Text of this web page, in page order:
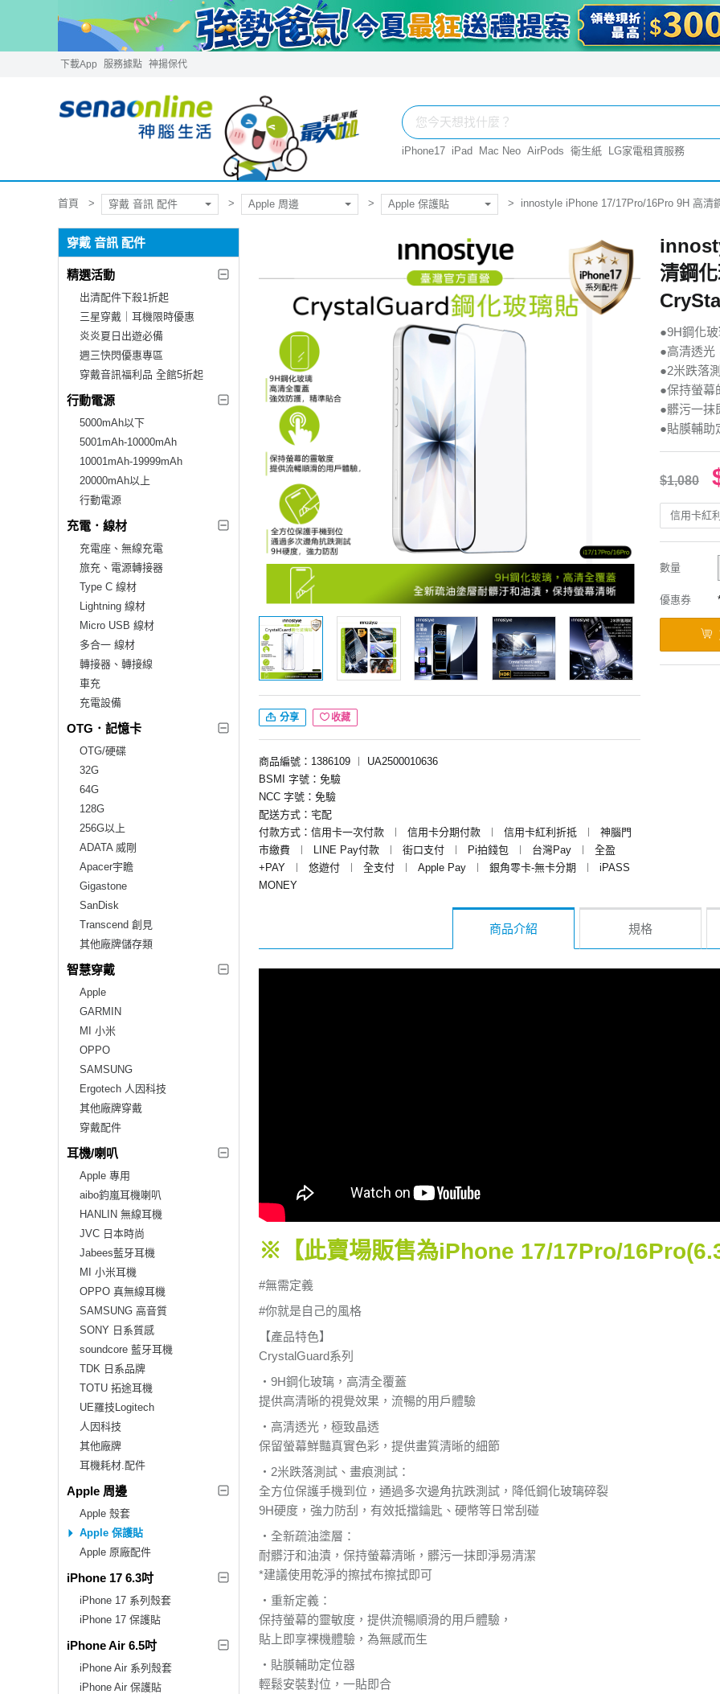
下載App 服務據點 神揚保代
iPhone17 iPad Mac Neo AirPods 衛生紙 LG家電租賃服務
首頁 穿戴 音訊 配件 Apple 周邊 Apple 保護貼 innostyle iPhone 17/17Pro/16Pro 9H 高清
穿戴 音訊 配件
精選活動
出清配件下殺1折起
三星穿戴｜耳機限時優惠
炎炎夏日出遊必備
週三快閃優惠專區
穿戴音訊福利品 全館5折起
行動電源
5000mAh以下
5001mAh-10000mAh
10001mAh-19999mAh
20000mAh以上
行動電源
充電．線材
充電座、無線充電
旅充、電源轉接器
Type C 線材
Lightning 線材
Micro USB 線材
多合一 線材
轉接器、轉接線
車充
充電設備
OTG．記憶卡
OTG/硬碟
32G
64G
128G
256G以上
ADATA 威剛
Apacer宇瞻
Gigastone
SanDisk
Transcend 創見
其他廠牌儲存類
智慧穿戴
Apple
GARMIN
MI 小米
OPPO
SAMSUNG
Ergotech 人因科技
其他廠牌穿戴
穿戴配件
耳機/喇叭
Apple 專用
aibo鈞嵐耳機喇叭
HANLIN 無線耳機
JVC 日本時尚
Jabees藍牙耳機
MI 小米耳機
OPPO 真無線耳機
SAMSUNG 高音質
SONY 日系質感
soundcore 藍牙耳機
TDK 日系品牌
TOTU 拓途耳機
UE羅技Logitech
人因科技
其他廠牌
耳機耗材.配件
Apple 周邊
Apple 殼套
Apple 保護貼
Apple 原廠配件
iPhone 17 6.3吋
iPhone 17 系列殼套
iPhone 17 保護貼
iPhone Air 6.5吋
iPhone Air 系列殼套
iPhone Air 保護貼
分享 收藏
商品編號：1386109 ︱
UA2500010636
BSMI 字號：免驗
NCC 字號：免驗
配送方式：宅配
付款方式：信用卡一次付款
︱ 信用卡分期付款 ︱ 信用卡紅利折抵 ︱
神腦門
市繳費
︱ LINE Pay付款 ︱ 街口支付 ︱ Pi拍錢包 ︱ 台灣Pay ︱
全盈
+PAY
︱ 悠遊付 ︱ 全支付 ︱ Apple Pay ︱ 銀角零卡-無卡分期 ︱
iPASS
MONEY
清鋼
●9H鋼化
●高清透光
●2米跌落
●保持螢幕
●髒污一抹
●貼膜輔助
$1,080
信用卡紅
數量
優惠券
商品介紹 規格
※【此賣場販售為iPhone 17/17Pro/16Pro(6.3
#無需定義
#你就是自己的風格
【產品特色】
CrystalGuard系列
‧9H鋼化玻璃，高清全覆蓋
提供高清晰的視覺效果，流暢的用戶體驗
‧高清透光，極致晶透
保留螢幕鮮豔真實色彩，提供畫質清晰的細節
‧2米跌落測試、畫痕測試：
全方位保護手機到位，通過多次邊角抗跌測試，降低鋼化玻璃碎裂
9H硬度，強力防刮，有效抵擋鑰匙、硬幣等日常刮碰
‧全新疏油塗層：
耐髒汙和油漬，保持螢幕清晰，髒污一抹即淨易清潔
*建議使用乾淨的擦拭布擦拭即可
‧重新定義：
保持螢幕的靈敏度，提供流暢順滑的用戶體驗，
貼上即享裸機體驗，為無感而生
‧貼膜輔助定位器
輕鬆安裝對位，一貼即合